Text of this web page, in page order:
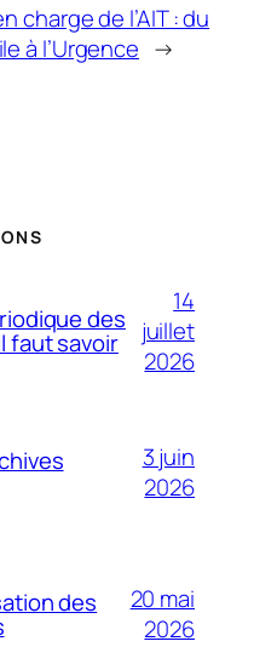
charge de l’AIT : du
à l’Urgence →
des
faut savoir
14
juillet
2026
3 juin
2026
des
20 mai
2026